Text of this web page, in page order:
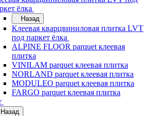
ёлка
Назад
Клеевая кварцвиниловая плитка LVT
под паркет ёлка
ALPINE FLOOR parquet клеевая
плитка
VINILAM parquet клеевая плитка
NORLAND parquet клеевая плитка
MODULEO parquet клеевая плитка
FARGO parquet клеевая плитка
Назад